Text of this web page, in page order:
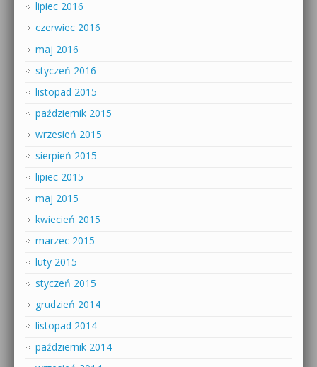
lipiec 2016
czerwiec 2016
maj 2016
styczeń 2016
listopad 2015
październik 2015
wrzesień 2015
sierpień 2015
lipiec 2015
maj 2015
kwiecień 2015
marzec 2015
luty 2015
styczeń 2015
grudzień 2014
listopad 2014
październik 2014